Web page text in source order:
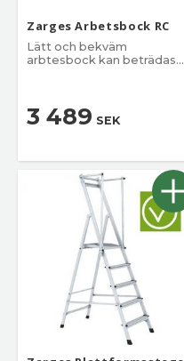
Zarges Arbetsbock RC
Lätt och bekväm
arbtesbock kan beträdas
3 489 SEK